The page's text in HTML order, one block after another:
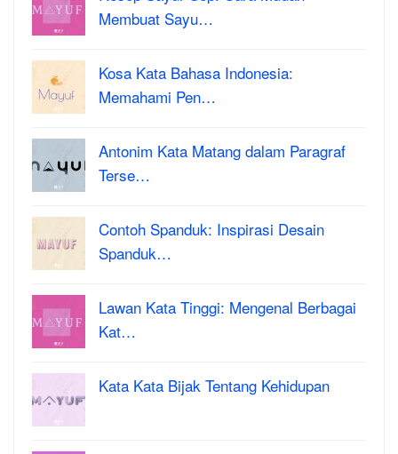
Membuat Sayu…
Kosa Kata Bahasa Indonesia:
Memahami Pen…
Antonim Kata Matang dalam Paragraf
Terse…
Contoh Spanduk: Inspirasi Desain
Spanduk…
Lawan Kata Tinggi: Mengenal Berbagai
Kat…
Kata Kata Bijak Tentang Kehidupan